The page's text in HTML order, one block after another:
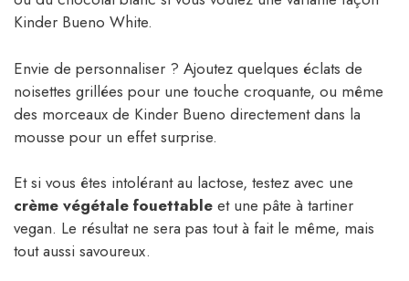
Kinder Bueno White.
Envie de personnaliser ? Ajoutez quelques éclats de
noisettes grillées pour une touche croquante, ou même
des morceaux de Kinder Bueno directement dans la
mousse pour un effet surprise.
Et si vous êtes intolérant au lactose, testez avec une
crème végétale fouettable et une pâte à tartiner
vegan. Le résultat ne sera pas tout à fait le même, mais
tout aussi savoureux.